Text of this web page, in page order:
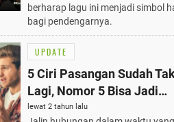
berharap lagu ini menjadi simbol
bagi pendengarnya.
UPDATE
5 Ciri Pasangan Sudah
Lagi, Nomor 5 Bisa Jadi
Pertimbangan Akhiri
lewat 2 tahun lalu